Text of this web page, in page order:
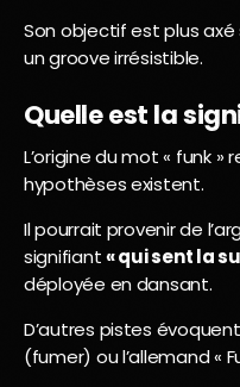
Son objectif est plus axé
un groove irrésistible.
Quelle est la
L’origine du mot « funk
hypothèses existent.
Il pourrait provenir de
signifiant« qui sent la
déployée en dansant.
D’autres pistes
(fumer) ou l’allemand «